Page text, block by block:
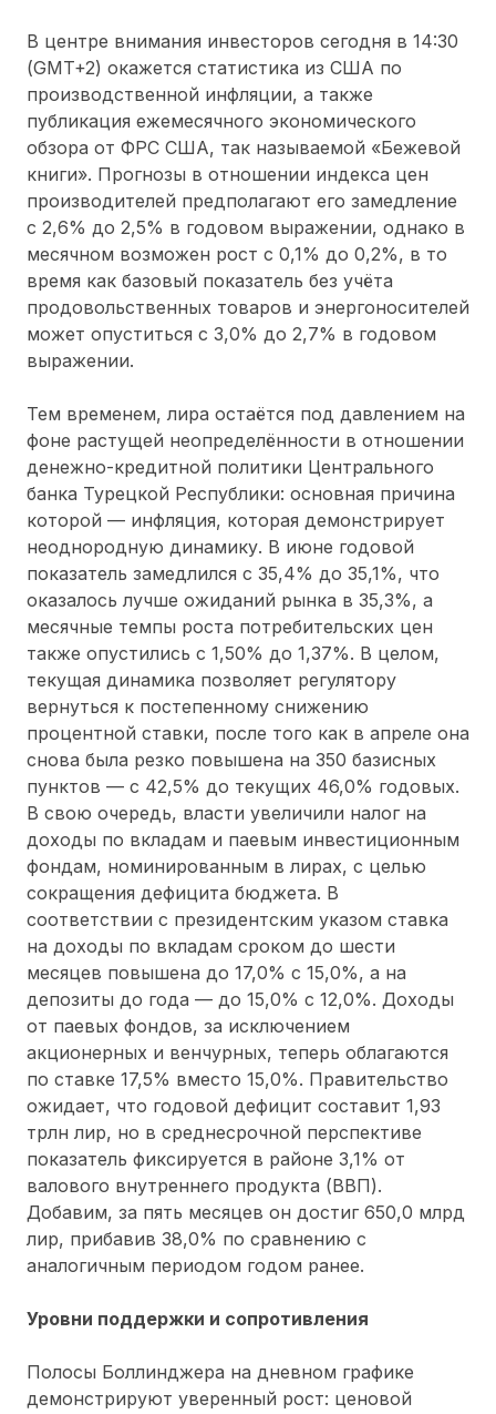
В центре внимания инвесторов сегодня в 14:30
(GMT+2) окажется статистика из США по
производственной инфляции, а также
публикация ежемесячного экономического
обзора от ФРС США, так называемой «Бежевой
книги». Прогнозы в отношении индекса цен
производителей предполагают его замедление
с 2,6% до 2,5% в годовом выражении, однако в
месячном возможен рост с 0,1% до 0,2%, в то
время как базовый показатель без учёта
продовольственных товаров и энергоносителей
может опуститься с 3,0% до 2,7% в годовом
выражении.
Тем временем, лира остаётся под давлением на
фоне растущей неопределённости в отношении
денежно-кредитной политики Центрального
банка Турецкой Республики: основная причина
которой — инфляция, которая демонстрирует
неоднородную динамику. В июне годовой
показатель замедлился с 35,4% до 35,1%, что
оказалось лучше ожиданий рынка в 35,3%, а
месячные темпы роста потребительских цен
также опустились с 1,50% до 1,37%. В целом,
текущая динамика позволяет регулятору
вернуться к постепенному снижению
процентной ставки, после того как в апреле она
снова была резко повышена на 350 базисных
пунктов — с 42,5% до текущих 46,0% годовых.
В свою очередь, власти увеличили налог на
доходы по вкладам и паевым инвестиционным
фондам, номинированным в лирах, с целью
сокращения дефицита бюджета. В
соответствии с президентским указом ставка
на доходы по вкладам сроком до шести
месяцев повышена до 17,0% с 15,0%, а на
депозиты до года — до 15,0% с 12,0%. Доходы
от паевых фондов, за исключением
акционерных и венчурных, теперь облагаются
по ставке 17,5% вместо 15,0%. Правительство
ожидает, что годовой дефицит составит 1,93
трлн лир, но в среднесрочной перспективе
показатель фиксируется в районе 3,1% от
валового внутреннего продукта (ВВП).
Добавим, за пять месяцев он достиг 650,0 млрд
лир, прибавив 38,0% по сравнению с
аналогичным периодом годом ранее.
Уровни поддержки и сопротивления
Полосы Боллинджера на дневном графике
демонстрируют уверенный рост: ценовой